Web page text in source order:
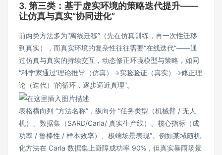
3. 第三类：基于虚实环境的策略迭代提升——
让仿真与真实“协同进化”
前两类方法多为“离线迁移”（先在仿真训练，再一次性迁移
到真实），而真实环境的复杂性往往需要“在线迭代”——通
过仿真与真实的持续交互，动态修正环境模型与策略，如同
“科学家通过‘理论推导（仿真）→实验验证（真实）→修正理
论（迭代）’的循环，逐步逼近真理”。
表格横向列 “方法名称”，纵向分 “任务类型（机械臂 / 无人
机）、数据集（SARD/Carla/ 真实生产线）、核心指标（成
功率 / 鲁棒性 / 样本效率）、极端场景表现”。例如某域随机
化方法在 Carla 数据集上避障成功率 90%，但真实暴雨场景